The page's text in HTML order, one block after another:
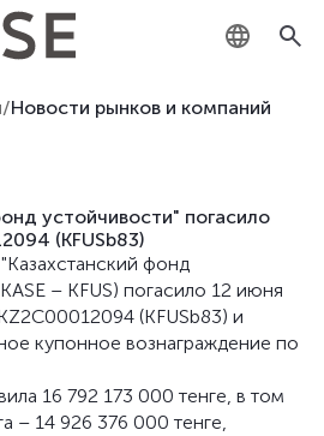
KZ
EN
/Новости рынков и компаний
устойчивости" погасило
(KFUSb83)
фонд
– KFUS) погасило 12 июня
(KFUSb83) и
купонное вознаграждение по
16 792 173 000 тенге, в том
– 14 926 376 000 тенге,